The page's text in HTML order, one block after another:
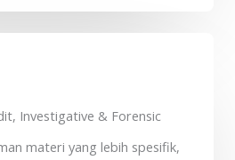
Investigative & Forensic
materi yang lebih spesifik,